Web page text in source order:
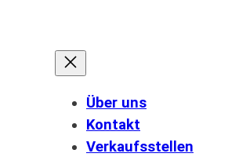
Über uns
Kontakt
Verkaufsstellen